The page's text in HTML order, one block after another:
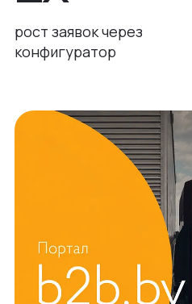
рост заявок через
конфигуратор